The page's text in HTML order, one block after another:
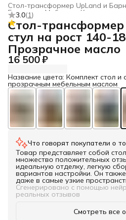
Стол-трансформер UpLand и
Комплекты
Мебель
Главная
3.0(1)
Стол-
стул на рост 140-
Прозрачное масло
16 500 ₽
Название цвета: Комплект стол и
прозрачным мебельным маслом
Что говорят покупатели о
Товар представляет собой
множество положительных
идеальную отделку, легкую
вариантов настройки. Он
даже в самые узкие
удобным для использования в
помещениях. В целом, этот
выбором для тех, кто ищет стол
вариантов настройки и
узкие пространства.
Сгенерировано с помощью
реальных отзывов
Смотреть все